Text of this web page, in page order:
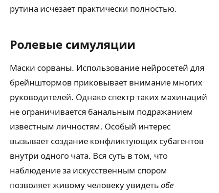
рутина исчезает практически полностью.
Ролевые симуляции
Маски сорваны. Использование нейросетей для
брейнштормов приковывает внимание многих
руководителей. Однако спектр таких махинаций
не ограничивается банальным подражанием
известным личностям. Особый интерес
вызывает создание конфликтующих субагентов
внутри одного чата. Вся суть в том, что
наблюдение за искусственным спором
позволяет живому человеку увидеть обе